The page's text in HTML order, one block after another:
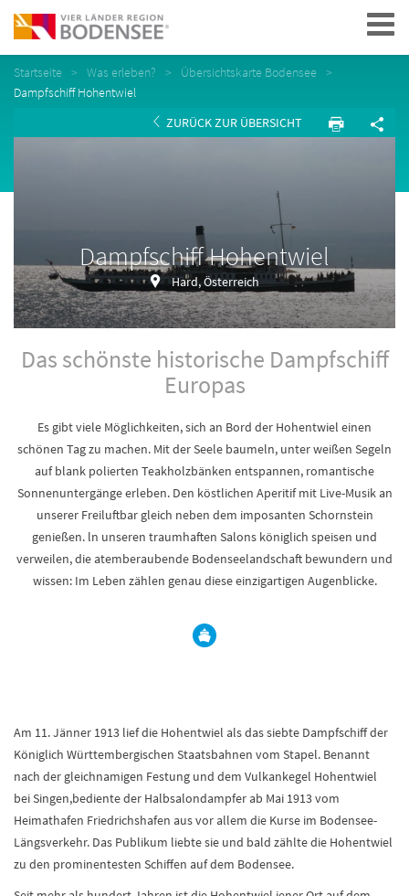
Navigation
Startseite Was erleben?
Übersichtskarte Bodensee
Dampfschiff Hohentwiel
ZURÜCK ZUR ÜBERSICHT
Dampfschiff Hohentwiel
Hard, Österreich
Das schönste historische Dampfschiff
Europas
Es gibt viele Möglichkeiten, sich an Bord der Hohentwiel einen
schönen Tag zu machen. Mit der Seele baumeln, unter weißen Segeln
auf blank polierten Teakholzbänken entspannen, romantische
Sonnenuntergänge erleben. Den köstlichen Aperitif mit Live-Musik an
unserer Freiluftbar gleich neben dem imposanten Schornstein
genießen. ln unseren traumhaften Salons königlich speisen und
verweilen, die atemberaubende Bodenseelandschaft bewundern und
wissen: Im Leben zählen genau diese einzigartigen Augenblicke.
Am 11. Jänner 1913 lief die Hohentwiel als das siebte Dampfschiff der
Königlich Württembergischen Staatsbahnen vom Stapel. Benannt
nach der gleichnamigen Festung und dem Vulkankegel Hohentwiel
bei Singen,bediente der Halbsalondampfer ab Mai 1913 vom
Heimathafen Friedrichshafen aus vor allem die Kurse im Bodensee-
Längsverkehr. Das Publikum liebte sie und bald zählte die Hohentwiel
zu den prominentesten Schiffen auf dem Bodensee.